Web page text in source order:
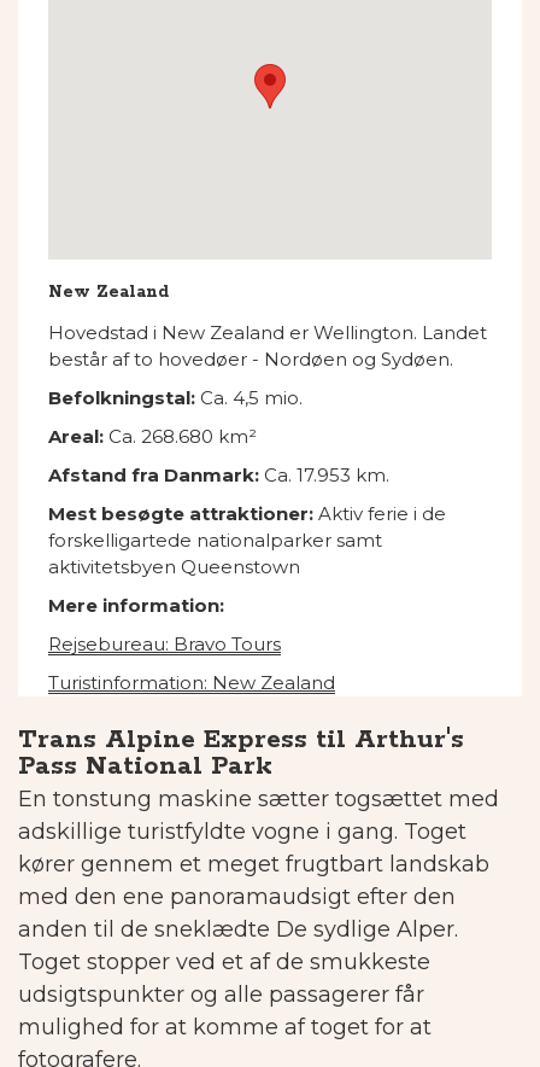
New Zealand
Hovedstad i New Zealand er Wellington. Landet
består af to hovedøer - Nordøen og Sydøen.
Befolkningstal: Ca. 4,5 mio.
Areal: Ca. 268.680 km²
Afstand fra Danmark: Ca. 17.953 km.
Mest besøgte attraktioner: Aktiv ferie i de
forskelligartede nationalparker samt
aktivitetsbyen Queenstown
Mere information:
Rejsebureau: Bravo Tours
Turistinformation: New Zealand
Trans Alpine Express til Arthur's
Pass National Park
En tonstung maskine sætter togsættet med
adskillige turistfyldte vogne i gang. Toget
kører gennem et meget frugtbart landskab
med den ene panoramaudsigt efter den
anden til de sneklædte De sydlige Alper.
Toget stopper ved et af de smukkeste
udsigtspunkter og alle passagerer får
mulighed for at komme af toget for at
fotografere.